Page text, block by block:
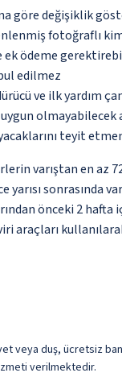
göre değişiklik
fotoğraflı
ek ödeme
edilmez
ve ilk yardım
teyit
varıştan en
önceki 2
araçları
veya duş, ücretsiz
verilmektedir.